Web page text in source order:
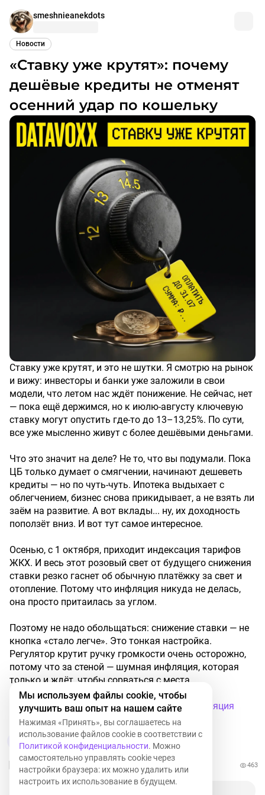
smeshnieanekdots
Новости
«Ставку уже крутят»: почему
дешёвые кредиты не отменят
осенний удар по кошельку
Ставку уже крутят, и это не шутки. Я смотрю на рынок
и вижу: инвесторы и банки уже заложили в свои
модели, что летом нас ждёт понижение. Не сейчас, нет
— пока ещё держимся, но к июлю-августу ключевую
ставку могут опустить где-то до 13–13,25%. По сути,
все уже мысленно живут с более дешёвыми деньгами.
Что это значит на деле? Не то, что вы подумали. Пока
ЦБ только думает о смягчении, начинают дешеветь
кредиты — но по чуть-чуть. Ипотека выдыхает с
облегчением, бизнес снова прикидывает, а не взять ли
заём на развитие. А вот вклады... ну, их доходность
поползёт вниз. И вот тут самое интересное.
Осенью, с 1 октября, приходит индексация тарифов
ЖКХ. И весь этот розовый свет от будущего снижения
ставки резко гаснет об обычную платёжку за свет и
отопление. Потому что инфляция никуда не делась,
она просто притаилась за углом.
Поэтому не надо обольщаться: снижение ставки — не
кнопка «стало легче». Это тонкая настройка.
Регулятор крутит ручку громкости очень осторожно,
потому что за стеной — шумная инфляция, которая
только и ждёт, чтобы сорваться с места.
#СтавкуУжеКрутят #КлючеваяСтавка
#Инфляция
#ЖКХ #Деньги #ЭкономикаДляСебя #ЦБ
463
Мы используем файлы cookie, чтобы
улучшить ваш опыт на нашем сайте
Нажимая «Принять», вы соглашаетесь на
использование файлов cookie в соответствии с
Политикой конфиденциальности. Можно
самостоятельно управлять cookie через
настройки браузера: их можно удалить или
настроить их использование в будущем.